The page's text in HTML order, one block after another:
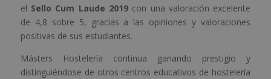
el Sello Cum Laude 2019 con una valoración excelente
de 4,8 sobre 5, gracias a las opiniones y valoraciones
positivas de sus estudiantes.
Másters Hostelería continua ganando prestigio y
distinguiéndose de otros centros educativos de hostelería